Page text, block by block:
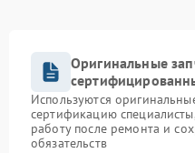
Оригинальные
Используются
сертификацию
работу после ремонта и
обязательств